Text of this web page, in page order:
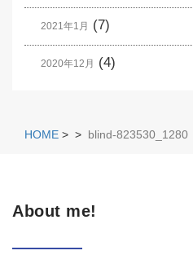
2021年1月 (7)
2020年12月 (4)
HOME > > blind-823530_1280
About me!